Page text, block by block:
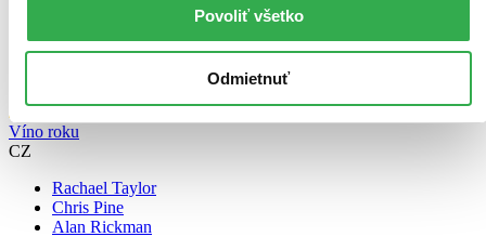
Povoliť všetko
Odmietnuť
Víno roku
CZ
Rachael Taylor
Chris Pine
Alan Rickman